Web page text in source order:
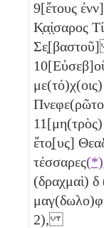
9[ἔτους
Κ̣α̣ί̣σαρος
10
11
ἔτο̣[υς]
τέσσαρες(*)
(δραχμαὶ) δ
2),